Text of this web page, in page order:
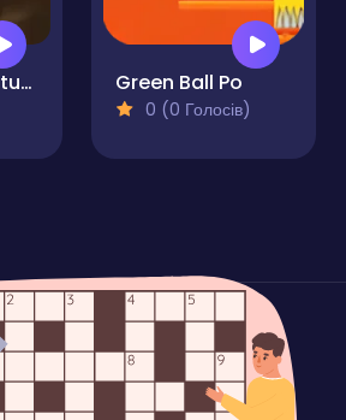
RedBall Adventure Green Ball Po
0 (0 Голосів)